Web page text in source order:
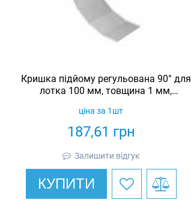
Кришка підйому регульована 90° для
лотка 100 мм, товщина 1 мм,
187,61 грн
ціна за 1шт
Залишити відгук
КУПИТИ